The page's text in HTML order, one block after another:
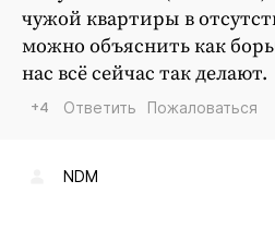
чужой квартиры в
можно объяснить как
нас всё сейчас так делают.
+4 Ответить Пожаловаться
NDM